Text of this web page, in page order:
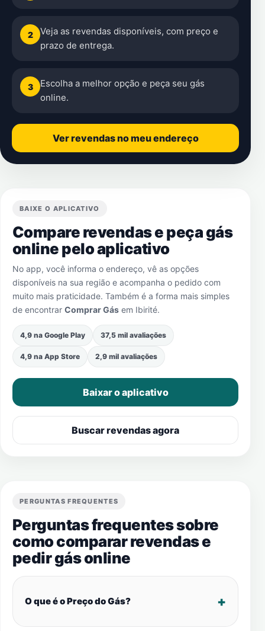
2
Veja as revendas disponíveis, com preço e
prazo de entrega.
3
Escolha a melhor opção e peça seu gás
online.
Ver revendas no meu endereço
BAIXE O APLICATIVO
Compare revendas e peça gás
online pelo aplicativo
No app, você informa o endereço, vê as opções
disponíveis na sua região e acompanha o pedido com
muito mais praticidade. Também é a forma mais simples
de encontrar Comprar Gás em Ibirité.
4,9 na Google Play 37,5 mil avaliações
4,9 na App Store 2,9 mil avaliações
Baixar o aplicativo
Buscar revendas agora
PERGUNTAS FREQUENTES
Perguntas frequentes sobre
como comparar revendas e
pedir gás online
O que é o Preço do Gás?